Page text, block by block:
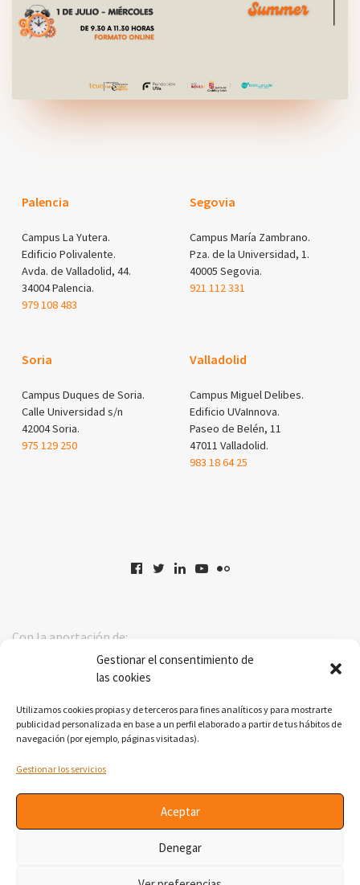
Gestionar el consentimiento de
las cookies
Utilizamos cookies propias y de terceros para fines analíticos y para mostrarte
publicidad personalizada en base a un perfil elaborado a partir de tus hábitos de
navegación (por ejemplo, páginas visitadas).
Gestionar los servicios
Aceptar
Denegar
Palencia
Campus La Yutera.
Edificio Polivalente.
Avda. de Valladolid, 44.
34004 Palencia.
979 108 483
Segovia
Campus María Zambrano.
Pza. de la Universidad, 1.
40005 Segovia.
921 112 331
Soria
Campus Duques de Soria.
Calle Universidad s/n
42004 Soria.
975 129 250
Valladolid
Campus Miguel Delibes.
Edificio UVaInnova.
Paseo de Belén, 11
47011 Valladolid.
983 18 64 25
Con la aportación de:
Esta actuación se encuadra en el Plan de Transferencia de
Conocimiento Universidad-Empresa (TCUE) 2024-2027.